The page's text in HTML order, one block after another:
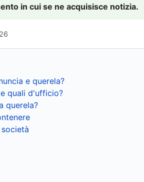
in cui se ne acquisisce notizia.
e querela?
quali d'ufficio?
querela?